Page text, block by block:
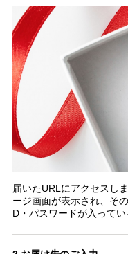
届いたURLにアクセスし
ージ画面が表示され、そ
D・パスワードが入って